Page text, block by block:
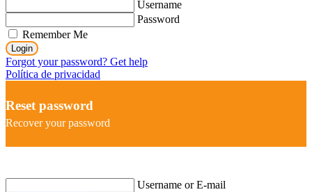
Username
Password
Remember Me
Login
Forgot your password? Get help
Política de privacidad
Reset password
Recover your password
Username or E-mail